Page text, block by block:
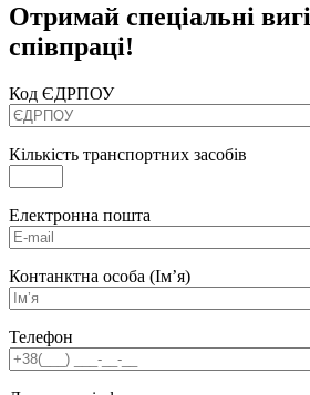
Отримай спеціальні
співпраці!
Код ЄДРПОУ
Кількість транспортних засобів
Електронна пошта
Контанктна особа (Ім’я)
Телефон